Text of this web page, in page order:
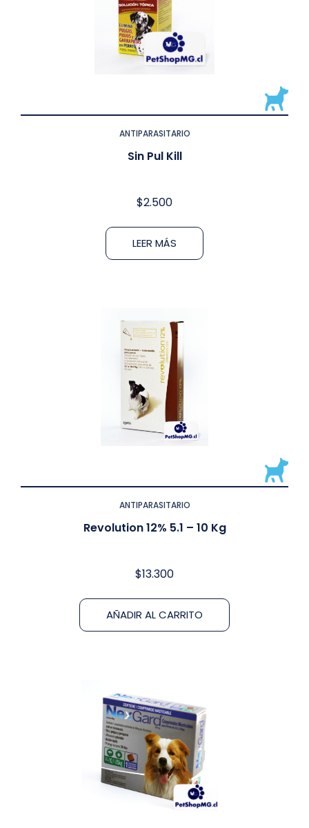
ANTIPARASITARIO
Sin Pul Kill
$2.500
LEER MÁS
ANTIPARASITARIO
Revolution 12% 5.1 – 10 Kg
$13.300
AÑADIR AL CARRITO